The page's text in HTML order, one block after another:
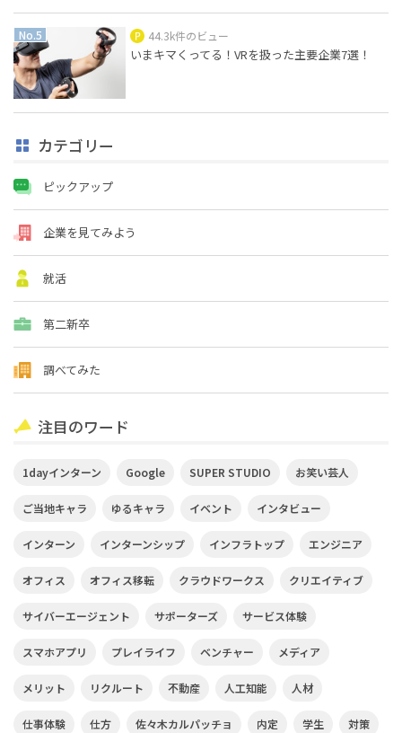
44.3k件のビュー
いまキマくってる！VRを扱った主要企業7選！
カテゴリー
ピックアップ
企業を見てみよう
就活
第二新卒
調べてみた
注目のワード
1dayインターン Google SUPER STUDIO お笑い芸人
ご当地キャラ ゆるキャラ イベント インタビュー
インターン インターンシップ インフラトップ エンジニア
オフィス オフィス移転 クラウドワークス クリエイティブ
サイバーエージェント サポーターズ サービス体験
スマホアプリ プレイライフ ベンチャー メディア
メリット リクルート 不動産 人工知能 人材
仕事体験 仕方 佐々木カルパッチョ 内定 学生 対策